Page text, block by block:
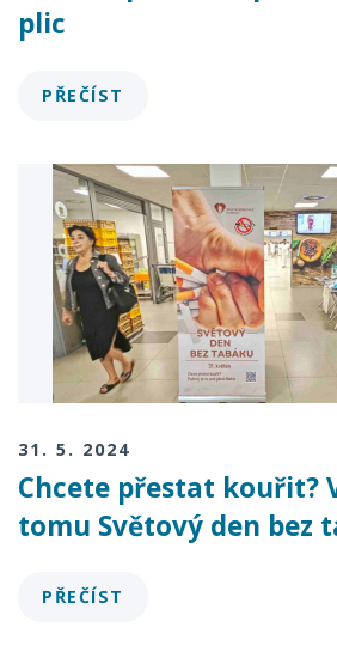
plic
PŘEČÍST
31. 5. 2024
Chcete přestat kouřit?
tomu Světový den bez
PŘEČÍST